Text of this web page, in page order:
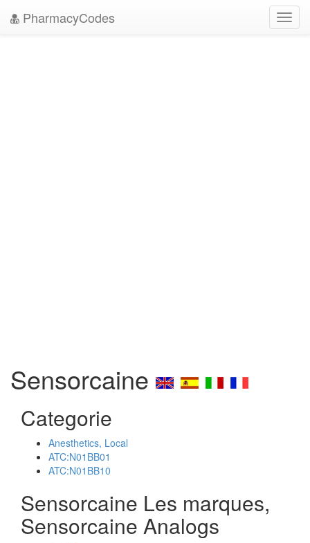
PharmacyCodes
Sensorcaine
Categorie
Anesthetics, Local
ATC:N01BB01
ATC:N01BB10
Sensorcaine Les marques,
Sensorcaine Analogs